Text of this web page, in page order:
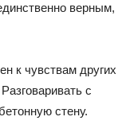
верным,
к чувствам других
с
стену.